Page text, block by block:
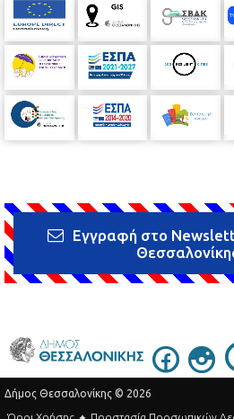
Εγγραφή στο
Δήμος Θεσσαλονίκης © 2026
Όροι Χρήσης
Προστασία Προσωπικών